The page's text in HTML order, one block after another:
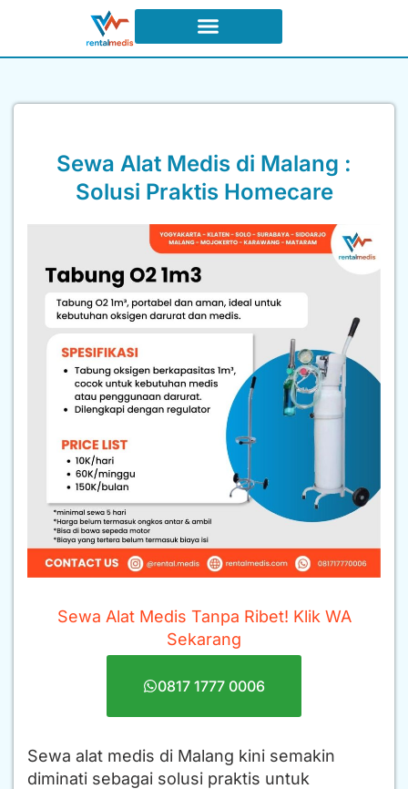
Sewa Alat Medis di Malang :
Solusi Praktis Homecare
Sewa Alat Medis Tanpa Ribet! Klik WA
Sekarang
0817 1777 0006
Sewa alat medis di Malang kini semakin
diminati sebagai solusi praktis untuk